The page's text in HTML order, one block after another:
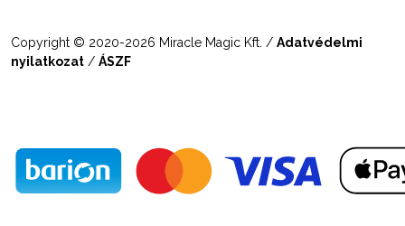
Copyright © 2020-2026 Miracle Magic Kft. / Adatvédelmi
nyilatkozat / ÁSZF